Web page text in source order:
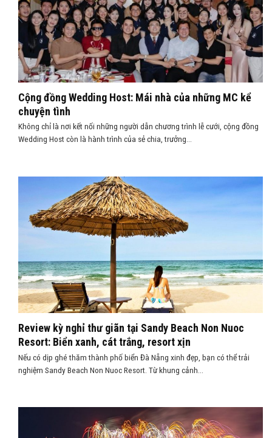
Cộng đồng Wedding Host: Mái nhà của những MC kể
chuyện tình
Không chỉ là nơi kết nối những người dẫn chương trình lễ cưới, cộng đồng
Wedding Host còn là hành trình của sẻ chia, trưởng...
Review kỳ nghỉ thư giãn tại Sandy Beach Non Nuoc
Resort: Biển xanh, cát trắng, resort xịn
Nếu có dịp ghé thăm thành phố biển Đà Nẵng xinh đẹp, bạn có thể trải
nghiệm Sandy Beach Non Nuoc Resort. Từ khung cảnh...